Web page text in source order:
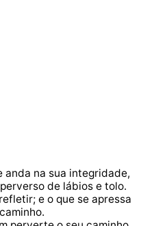
anda na sua integridade,
de lábios e tolo.
e o que se apressa